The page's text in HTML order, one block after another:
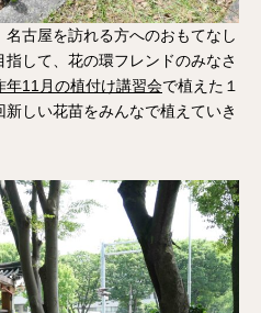
古屋を訪れる方へのおもてなし
して、花の環フレンドのみなさ
年11月の植付け講習会で植えた１
しい花苗をみんなで植えていき